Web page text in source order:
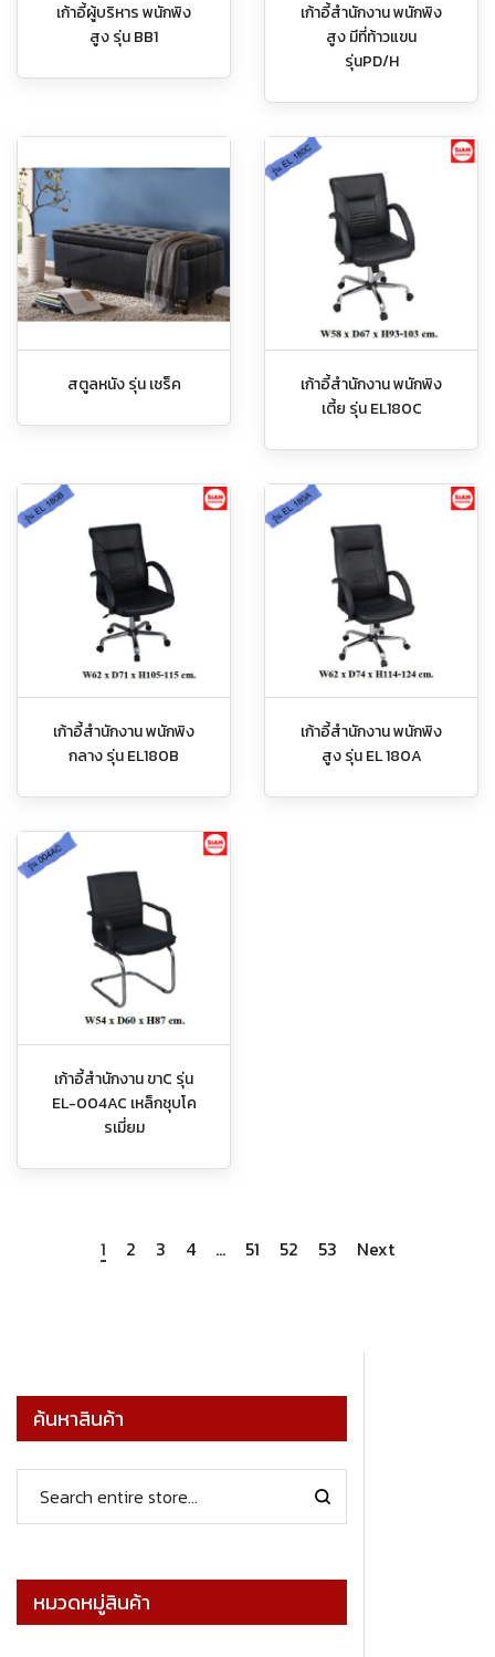
เก้าอี้ผู้บริหาร พนักพิง
สูง รุ่น BB1
เก้าอี้สำนักงาน พนักพิง
สูง มีที่ท้าวแขน
รุ่นPD/H
สตูลหนัง รุ่น เชร็ค
เก้าอี้สำนักงาน พนักพิง
เตี้ย รุ่น EL180C
เก้าอี้สำนักงาน พนักพิง
กลาง รุ่น EL180B
เก้าอี้สำนักงาน พนักพิง
สูง รุ่น EL 180A
เก้าอี้สำนักงาน ขาC รุ่น
EL-004AC เหล็กชุบโค
รเมี่ยม
1 2 3 4 … 51 52 53 Next
ค้นหาสินค้า
หมวดหมู่สินค้า